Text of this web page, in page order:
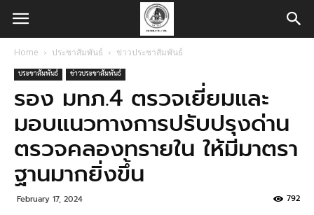
Home ประชาสัมพันธ์ ข่าวประชาสัมพันธ์
ประชาสัมพันธ์ ข่าวประชาสัมพันธ์
รอง มทภ.4 ตรวจเยี่ยมและ
มอบแนวทางการปรับปรุงด่าน
ตรวจคลองทรายใน ให้มีมาตรา
ฐานมากยิ่งขึ้น
February 17, 2024 792